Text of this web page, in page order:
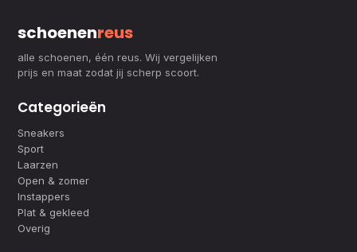
schoenenreus
alle schoenen, één reus. Wij vergelijken
prijs en maat zodat jij scherp scoort.
Categorieën
Sneakers
Sport
Laarzen
Open & zomer
Instappers
Plat & gekleed
Overig